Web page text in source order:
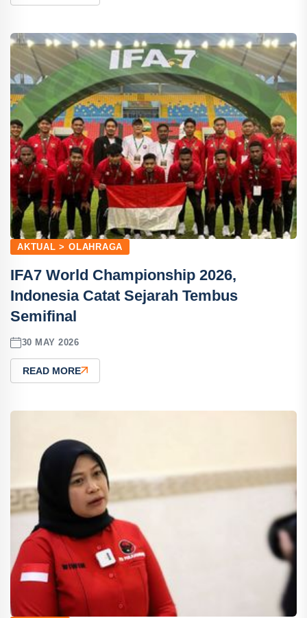
AKTUAL > OLAHRAGA
IFA7 World Championship 2026,
Indonesia Catat Sejarah Tembus
Semifinal
30 MAY 2026
READ MORE